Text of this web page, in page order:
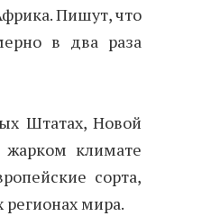
Пишут, что
в два раза
Штатах, Новой
жарком климате
сорта,
мира.